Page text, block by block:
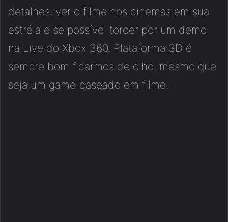
detalhes, ver o filme nos cinemas em sua
estréia e se possível torcer por um demo
na Live do Xbox 360. Plataforma 3D é
sempre bom ficarmos de olho, mesmo que
seja um game baseado em filme.